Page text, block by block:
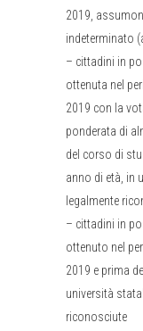
2019,
indeterminato
– cittadini in
ottenuta nel
2019 con la
ponderata di
del corso di
anno di età, in
legalmente
– cittadini in
ottenuto nel
2019 e prima
università
riconosciute